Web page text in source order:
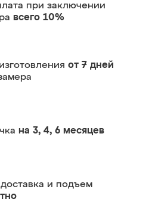
при заключении
всего 10%
от 7 дней
на 3, 4, 6 месяцев
доставка и подъем